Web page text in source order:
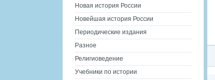
Новая история России
Новейшая история России
Периодические издания
Разное
Религиоведение
Учебники по истории